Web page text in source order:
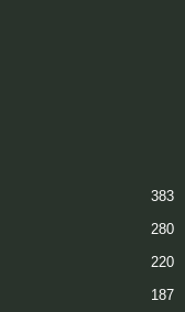
383
280
220
187